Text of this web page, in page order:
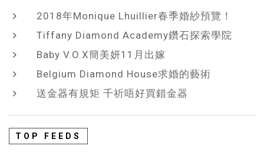
2018年Monique Lhuillier春季婚紗預覽！
Tiffany Diamond Academy鑽石探索學院
Baby V.O.X簡美妍11月出嫁
Belgium Diamond House求婚的藝術
送金器有規矩 千祈唔好買錯金器
TOP FEEDS